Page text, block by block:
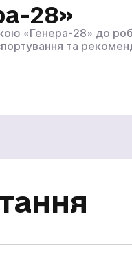
28»
«Генера-28» до
та